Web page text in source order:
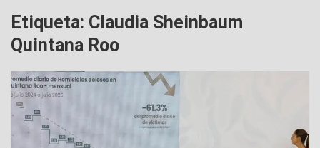
Etiqueta: Claudia Sheinbaum
Quintana Roo